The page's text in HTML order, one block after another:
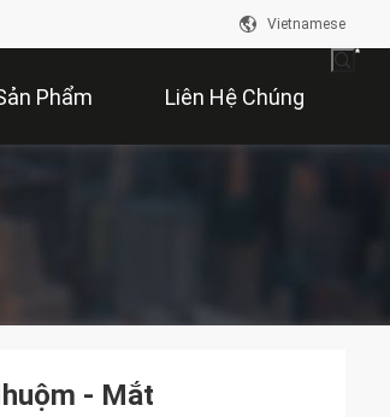
Vietnamese
Phẩm Liên Hệ Chúng
- Mắt